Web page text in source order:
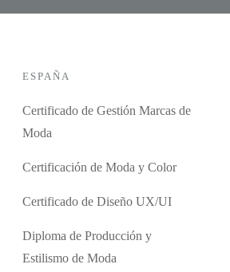
ESPAÑA
Certificado de Gestión Marcas de
Moda
Certificación de Moda y Color
Certificado de Diseño UX/UI
Diploma de Producción y
Estilismo de Moda